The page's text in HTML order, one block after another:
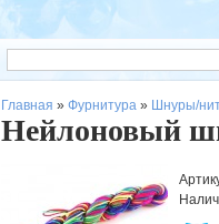
Главная » Фурнитура » Шнуры/
Нейлоновый